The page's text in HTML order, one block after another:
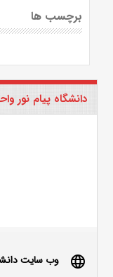
برچسب ها
دانشگاه پیام نور
language وب سایت